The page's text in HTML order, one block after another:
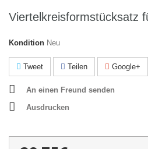
Viertelkreisformstücksatz
Kondition Neu
Tweet Teilen Google+
An einen Freund senden
Ausdrucken